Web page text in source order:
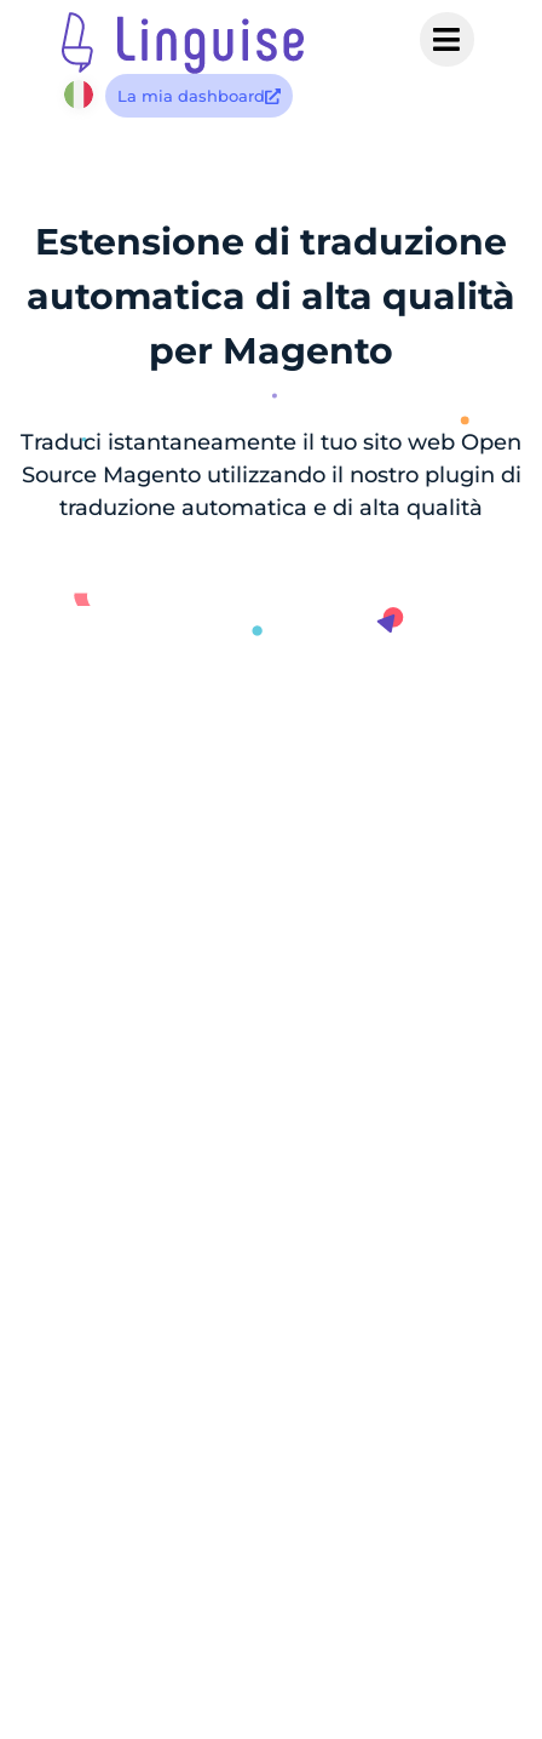
La mia dashboard
Estensione di traduzione
automatica di alta qualità
per Magento
Traduci istantaneamente il tuo sito web Open
Source Magento utilizzando il nostro plugin di
traduzione automatica e di alta qualità